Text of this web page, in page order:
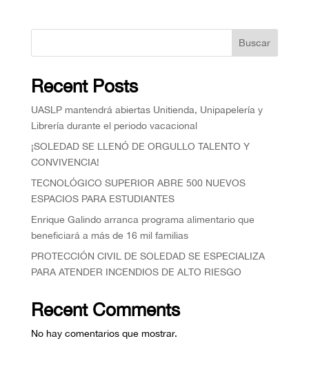
Buscar
Recent Posts
UASLP mantendrá abiertas Unitienda, Unipapelería y
Librería durante el periodo vacacional
¡SOLEDAD SE LLENÓ DE ORGULLO TALENTO Y
CONVIVENCIA!
TECNOLÓGICO SUPERIOR ABRE 500 NUEVOS
ESPACIOS PARA ESTUDIANTES
Enrique Galindo arranca programa alimentario que
beneficiará a más de 16 mil familias
PROTECCIÓN CIVIL DE SOLEDAD SE ESPECIALIZA
PARA ATENDER INCENDIOS DE ALTO RIESGO
Recent Comments
No hay comentarios que mostrar.